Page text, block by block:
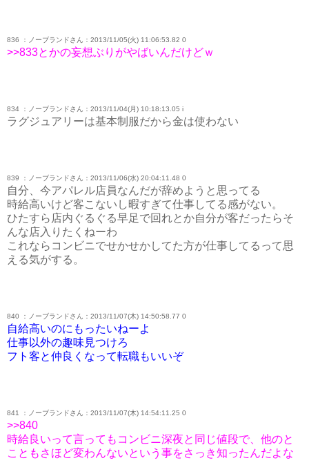
836 ：ノーブランドさん：2013/11/05(火) 11:06:53.82 0
>>833とかの妄想ぶりがやばいんだけどｗ
834 ：ノーブランドさん：2013/11/04(月) 10:18:13.05 i
ラグジュアリーは基本制服だから金は使わない
839 ：ノーブランドさん：2013/11/06(水) 20:04:11.48 0
自分、今アパレル店員なんだが辞めようと思ってる
時給高いけど客こないし暇すぎて仕事してる感がない。
ひたすら店内ぐるぐる早足で回れとか自分が客だったらそ
んな店入りたくねーわ
これならコンビニでせかせかしてた方が仕事してるって思
える気がする。
840 ：ノーブランドさん：2013/11/07(木) 14:50:58.77 0
自給高いのにもったいねーよ
仕事以外の趣味見つけろ
フト客と仲良くなって転職もいいぞ
841 ：ノーブランドさん：2013/11/07(木) 14:54:11.25 0
>>840
時給良いって言ってもコンビニ深夜と同じ値段で、他のと
こともさほど変わんないという事をさっき知ったんだよな